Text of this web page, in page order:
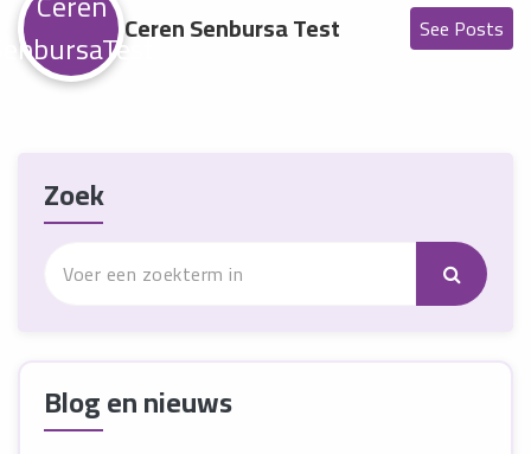
Ceren Senbursa Test See Posts
Zoek
Blog en nieuws